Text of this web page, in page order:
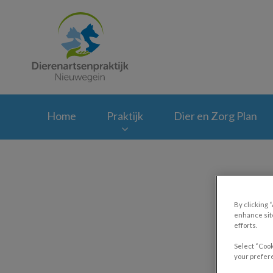
Home Praktijk Dier en Zorg Plan
By clicking
enhance
efforts.
Select
your